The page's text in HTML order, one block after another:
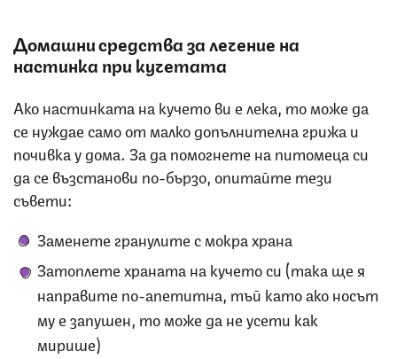
Домашни средства за лечение на
настинка при кучетата
Ако настинката на кучето ви е лека, то може да
се нуждае само от малко допълнителна грижа и
почивка у дома. За да помогнете на питомеца си
да се възстанови по-бързо, опитайте тези
съвети:
Заменете гранулите с мокра храна
Затоплете храната на кучето си (така ще я
направите по-апетитна, тъй като ако носът
му е запушен, то може да не усети как
мирише)